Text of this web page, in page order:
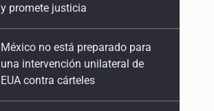
EUA contra cárteles
Lamenta Carla Humphrey la
negativa del INE para aprobar
lineamientos de fiscalización